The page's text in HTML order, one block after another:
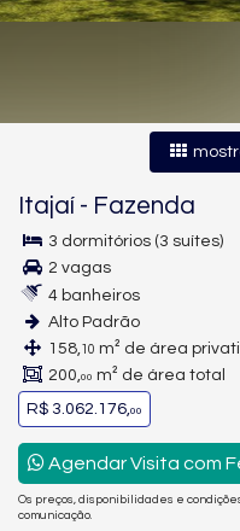
Itajaí - Fazenda
3 dormitórios (3 suítes)
2 vagas
4 banheiros
Alto Padrão
158,10 m² de área
200,00 m² de área total
R$ 3.062.176,00
Agendar Visita com
Os preços, disponibilidades e
comunicação.